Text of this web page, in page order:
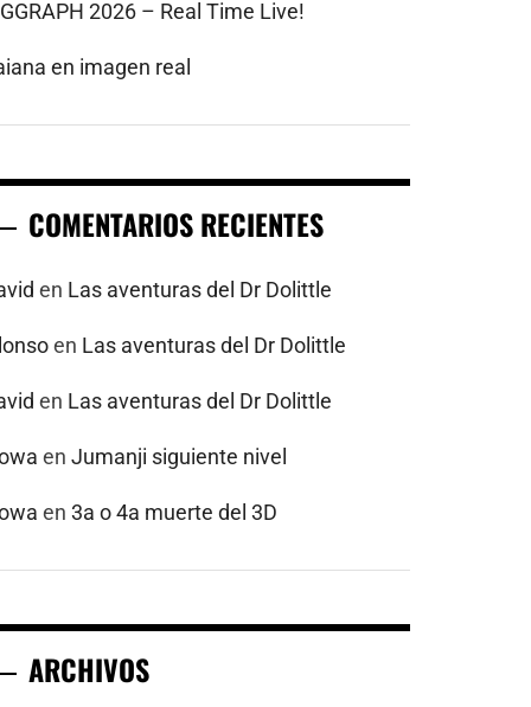
2026 – Real Time Live!
en imagen real
COMENTARIOS RECIENTES
en Las aventuras del Dr Dolittle
en Las aventuras del Dr Dolittle
en Las aventuras del Dr Dolittle
enJumanji siguiente nivel
en3a o 4a muerte del 3D
ARCHIVOS